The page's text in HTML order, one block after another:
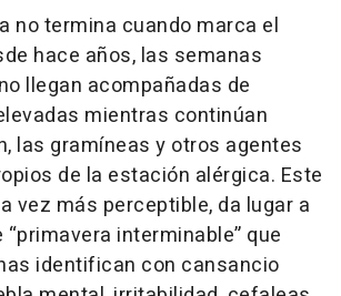
no termina cuando marca el
hace años, las semanas
llegan acompañadas de
mientras continúan
las gramíneas y otros agentes
de la estación alérgica. Este
vez más perceptible, da lugar a
interminable” que
identifican con cansancio